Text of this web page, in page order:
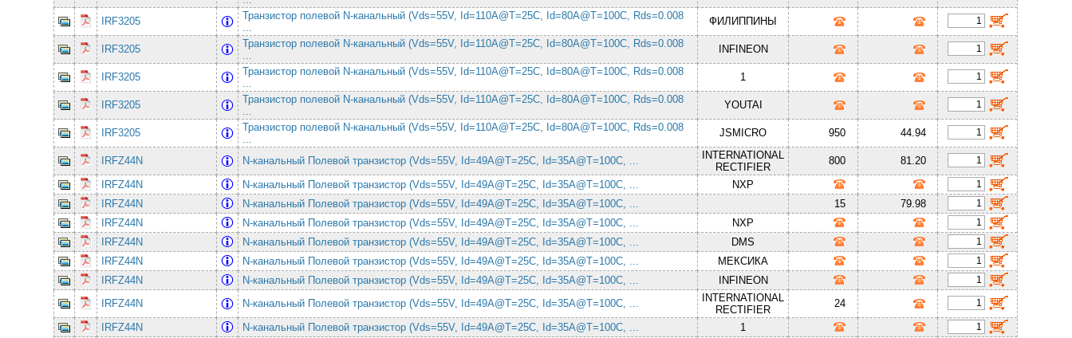
IRF3205
Транзистор полевой N-канальный (Vds=55V, Id=110A@T=25C, Id=80A@T=100C, Rds=0.008
ФИЛИППИНЫ
IRF3205
Транзистор полевой N-канальный (Vds=55V, Id=110A@T=25C, Id=80A@T=100C, Rds=0.008
INFINEON
IRF3205
Транзистор полевой N-канальный (Vds=55V, Id=110A@T=25C, Id=80A@T=100C, Rds=0.008
1
IRF3205
Транзистор полевой N-канальный (Vds=55V, Id=110A@T=25C, Id=80A@T=100C, Rds=0.008
YOUTAI
IRF3205
Транзистор полевой N-канальный (Vds=55V, Id=110A@T=25C, Id=80A@T=100C, Rds=0.008
JSMICRO 950 44.94
IRFZ44N N-канальный Полевой транзистор (Vds=55V, Id=49A@T=25C, Id=35A@T=100C, ...
INTERNATIONAL
RECTIFIER
800
81.20
IRFZ44N
N-канальный Полевой транзистор (Vds=55V, Id=49A@T=25C, Id=35A@T=100C, ...
NXP
IRFZ44N
N-канальный Полевой транзистор (Vds=55V, Id=49A@T=25C, Id=35A@T=100C, ... 15
79.98
IRFZ44N
N-канальный Полевой транзистор (Vds=55V, Id=49A@T=25C, Id=35A@T=100C, ...
NXP
IRFZ44N
N-канальный Полевой транзистор (Vds=55V, Id=49A@T=25C, Id=35A@T=100C, ...
DMS
IRFZ44N
N-канальный Полевой транзистор (Vds=55V, Id=49A@T=25C, Id=35A@T=100C, ...
МЕКСИКА
IRFZ44N
N-канальный Полевой транзистор (Vds=55V, Id=49A@T=25C, Id=35A@T=100C, ...
INFINEON
IRFZ44N
N-канальный Полевой транзистор (Vds=55V, Id=49A@T=25C, Id=35A@T=100C, ...
INTERNATIONAL
RECTIFIER
24
IRFZ44N
N-канальный Полевой транзистор (Vds=55V, Id=49A@T=25C, Id=35A@T=100C, ... 1